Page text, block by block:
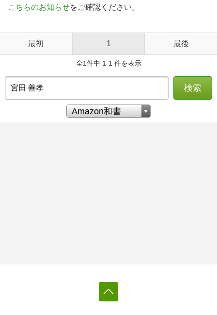
こちらのお知らせをご確認ください。
最初 1 最後
全1件中 1-1 件を表示
検索